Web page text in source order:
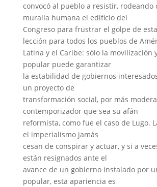
convocó al pueblo a resistir, rodeando
muralla humana el edificio del
Congreso para frustrar el golpe de
lección para todos los pueblos de
Latina y el Caribe: sólo la movilización
popular puede garantizar
la estabilidad de gobiernos
un proyecto de
transformación social, por más
contemporizador que sea su afán
reformista, como fue el caso de Lugo.
el imperialismo jamás
cesan de conspirar y actuar, y si a
están resignados ante el
avance de un gobierno instalado por
popular, esta apariencia es